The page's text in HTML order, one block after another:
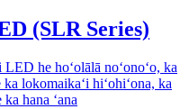
(SLR Series)
he hoʻolālā noʻonoʻo, ka
lokomaikaʻi hiʻohiʻona, ka
hana ʻana